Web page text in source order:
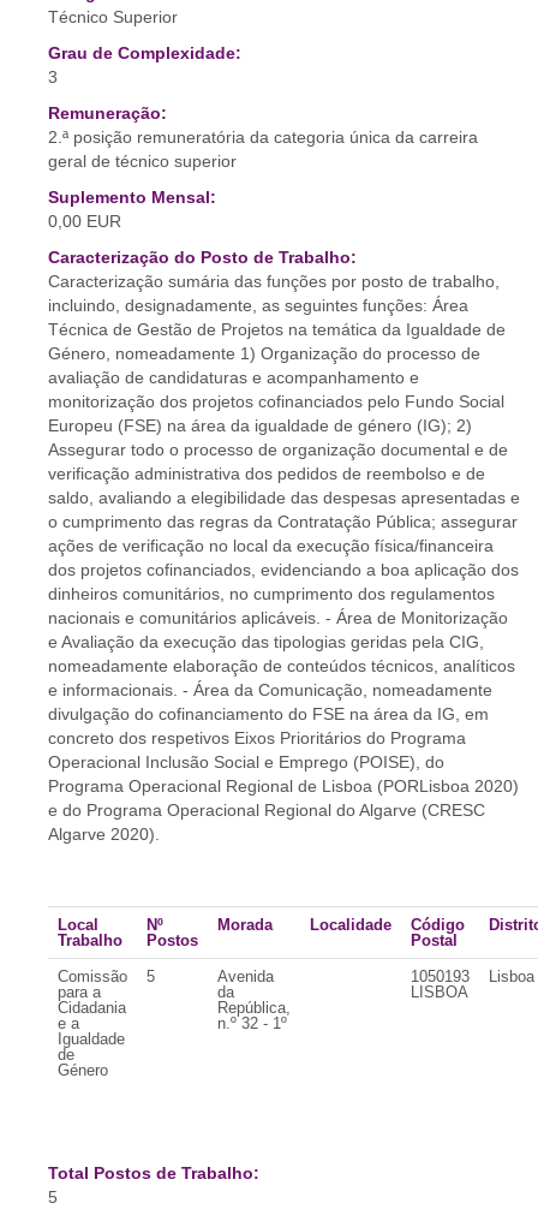
Técnico Superior
Grau de Complexidade:
3
Remuneração:
2.ª posição remuneratória da categoria única da carreira
geral de técnico superior
Suplemento Mensal:
0,00 EUR
Caracterização do Posto de Trabalho:
Caracterização sumária das funções por posto de trabalho,
incluindo, designadamente, as seguintes funções: Área
Técnica de Gestão de Projetos na temática da Igualdade de
Género, nomeadamente 1) Organização do processo de
avaliação de candidaturas e acompanhamento e
monitorização dos projetos cofinanciados pelo Fundo Social
Europeu (FSE) na área da igualdade de género (IG); 2)
Assegurar todo o processo de organização documental e de
verificação administrativa dos pedidos de reembolso e de
saldo, avaliando a elegibilidade das despesas apresentadas e
o cumprimento das regras da Contratação Pública; assegurar
ações de verificação no local da execução física/financeira
dos projetos cofinanciados, evidenciando a boa aplicação dos
dinheiros comunitários, no cumprimento dos regulamentos
nacionais e comunitários aplicáveis. - Área de Monitorização
e Avaliação da execução das tipologias geridas pela CIG,
nomeadamente elaboração de conteúdos técnicos, analíticos
e informacionais. - Área da Comunicação, nomeadamente
divulgação do cofinanciamento do FSE na área da IG, em
concreto dos respetivos Eixos Prioritários do Programa
Operacional Inclusão Social e Emprego (POISE), do
Programa Operacional Regional de Lisboa (PORLisboa 2020)
e do Programa Operacional Regional do Algarve (CRESC
Algarve 2020).
Local
Trabalho
Nº
Postos
Morada Localidade
Código
Postal
Comissão
para a
Cidadania
e a
Igualdade
de
Género
5
Avenida
da
República,
n.º 32 - 1º
1050193
LISBOA
Lisboa
Total Postos de Trabalho:
5